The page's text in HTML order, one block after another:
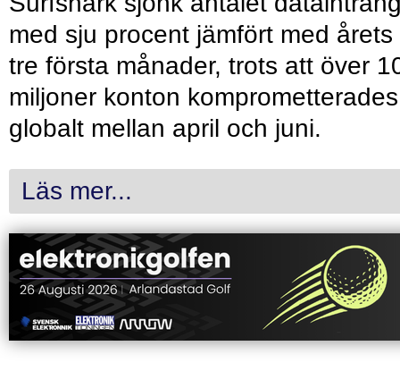
med sju procent jämfört med årets
tre första månader, trots att över
miljoner konton komprometterades
globalt mellan april och juni.
Läs mer...